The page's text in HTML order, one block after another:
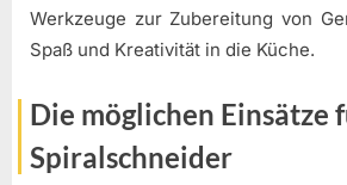
Werkzeuge zur Zubereitung von
Spaß und Kreativität in die Küche.
Die möglichen Einsätze
Spiralschneider